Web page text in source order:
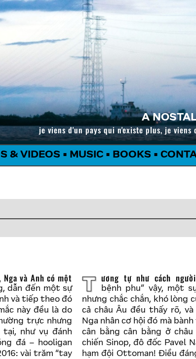
A
je viens d'un pays qui n'existe plus, je viens
& VIDEOS • MUSIC • BOOKS •
dẫn đến một sự
và tiếp theo đó
này đều là do
trực nhưng
như vụ đánh
đá – hooligan
vài trăm “tay
Tương tự như cách người ta gọi “Đông Á
bệnh phu” vậy, một
nhưng chắc chắn, khó lòng
cả châu Âu đều thấy rõ, và
Nga nhân cơ hội đó mà
cân bằng cân bằng ở
chiến Sinop, đô đốc Pavel
hạm đội Ottoman! Điều